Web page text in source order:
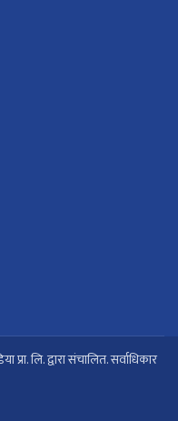
लि. द्वारा संचालित. सर्वाधिकार